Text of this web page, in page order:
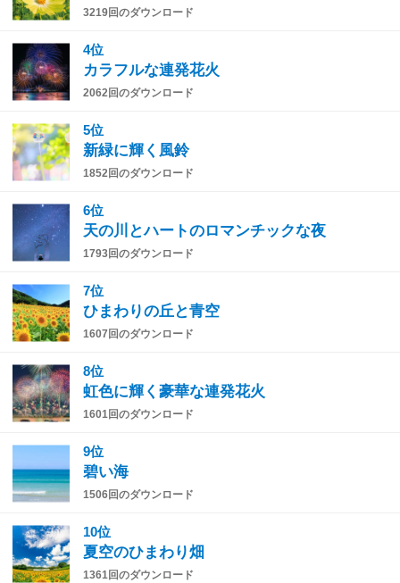
3219回のダウンロード
4位
カラフルな連発花火
2062回のダウンロード
5位
新緑に輝く風鈴
1852回のダウンロード
6位
天の川とハートのロマンチックな夜
1793回のダウンロード
7位
ひまわりの丘と青空
1607回のダウンロード
8位
虹色に輝く豪華な連発花火
1601回のダウンロード
9位
碧い海
1506回のダウンロード
10位
夏空のひまわり畑
1361回のダウンロード